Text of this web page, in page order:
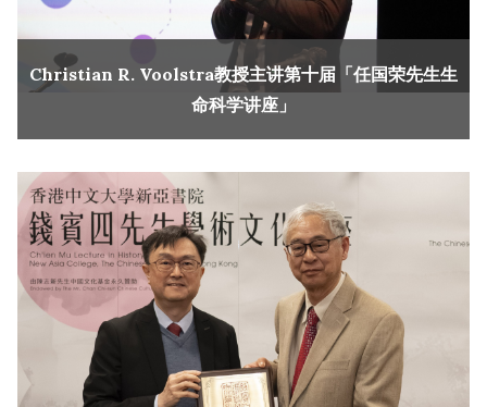
Christian R. Voolstra教授主讲第十届「任国荣先生生
命科学讲座」